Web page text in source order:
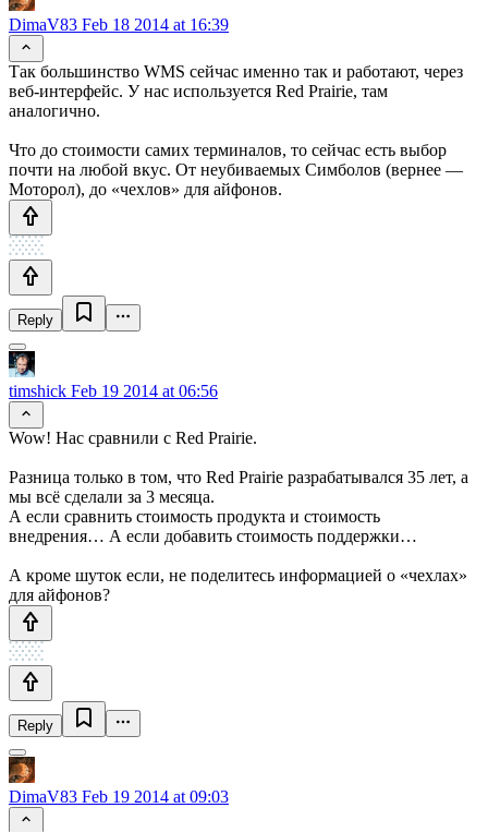
DimaV83 Feb 18 2014 at 16:39
Так большинство WMS сейчас именно так и работают, через
веб-интерфейс. У нас используется Red Prairie, там
аналогично.
Что до стоимости самих терминалов, то сейчас есть выбор
почти на любой вкус. От неубиваемых Симболов (вернее —
Моторол), до «чехлов» для айфонов.
Reply
timshick Feb 19 2014 at 06:56
Wow! Нас сравнили с Red Prairie.
Разница только в том, что Red Prairie разрабатывался 35 лет, а
мы всё сделали за 3 месяца.
А если сравнить стоимость продукта и стоимость
внедрения… А если добавить стоимость поддержки…
А кроме шуток если, не поделитесь информацией о «чехлах»
для айфонов?
Reply
DimaV83 Feb 19 2014 at 09:03